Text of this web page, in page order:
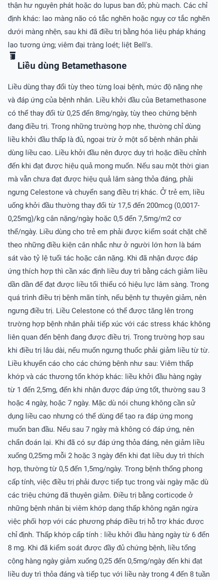
thận hư nguyên phát hoặc do lupus ban đỏ; phù mạch. Các chỉ
định khác: lao màng não có tắc nghẽn hoặc nguy cơ tắc nghẽn
dưới màng nhện, sau khi đã điều trị bằng hóa liệu pháp kháng
lao tương ứng; viêm đại tràng loét; liệt Bell's.
Liều dùng Betamethasone
Liều dùng thay đổi tùy theo từng loại bệnh, mức độ nặng nhẹ
và đáp ứng của bệnh nhân. Liều khởi đầu của Betamethasone
có thể thay đổi từ 0,25 đến 8mg/ngày, tùy theo chứng bệnh
đang điều trị. Trong những trường hợp nhẹ, thường chỉ dùng
liều khởi đầu thấp là đủ, ngoại trừ ở một số bệnh nhân phải
dùng liều cao. Liều khởi đầu nên được duy trì hoặc điều chỉnh
đến khi đạt được hiệu quả mong muốn. Nếu sau một thời gian
mà vẫn chưa đạt được hiệu quả lâm sàng thỏa đáng, phải
ngưng Celestone và chuyển sang điều trị khác. Ở trẻ em, liều
uống khởi đầu thường thay đổi từ 17,5 đến 200mcg (0,0017-
0,25mg)/kg cân nặng/ngày hoặc 0,5 đến 7,5mg/m2 cơ
thể/ngày. Liều dùng cho trẻ em phải được kiểm soát chặt chẽ
theo những điều kiện cân nhắc như ở người lớn hơn là bám
sát vào tỷ lệ tuổi tác hoặc cân nặng. Khi đã nhận được đáp
ứng thích hợp thì cần xác định liều duy trì bằng cách giảm liều
dần dần để đạt được liều tối thiểu có hiệu lực lâm sàng. Trong
quá trình điều trị bệnh mãn tính, nếu bệnh tự thuyên giảm, nên
ngưng điều trị. Liều Celestone có thể được tăng lên trong
trường hợp bệnh nhân phải tiếp xúc với các stress khác không
liên quan đến bệnh đang được điều trị. Trong trường hợp sau
khi điều trị lâu dài, nếu muốn ngưng thuốc phải giảm liều từ từ.
Liều khuyến cáo cho các chứng bệnh như sau: Viêm thấp
khớp và các thương tổn khớp khác: liều khởi đầu hàng ngày
từ 1 đến 2,5mg, đến khi nhận được đáp ứng tốt, thường sau 3
hoặc 4 ngày, hoặc 7 ngày. Mặc dù nói chung không cần sử
dụng liều cao nhưng có thể dùng để tạo ra đáp ứng mong
muốn ban đầu. Nếu sau 7 ngày mà không có đáp ứng, nên
chẩn đoán lại. Khi đã có sự đáp ứng thỏa đáng, nên giảm liều
xuống 0,25mg mỗi 2 hoặc 3 ngày đến khi đạt liều duy trì thích
hợp, thường từ 0,5 đến 1,5mg/ngày. Trong bệnh thống phong
cấp tính, việc điều trị phải được tiếp tục trong vài ngày mặc dù
các triệu chứng đã thuyên giảm. Ðiều trị bằng corticọde ở
những bệnh nhân bị viêm khớp dạng thấp không ngăn ngừa
việc phối hợp với các phương pháp điều trị hỗ trợ khác được
chỉ định. Thấp khớp cấp tính : liều khởi đầu hàng ngày từ 6 đến
8 mg. Khi đã kiểm soát được đầy đủ chứng bệnh, liều tổng
cộng hàng ngày giảm xuống 0,25 đến 0,5mg/ngày đến khi đạt
liều duy trì thỏa đáng và tiếp tục với liều này trong 4 đến 8 tuần